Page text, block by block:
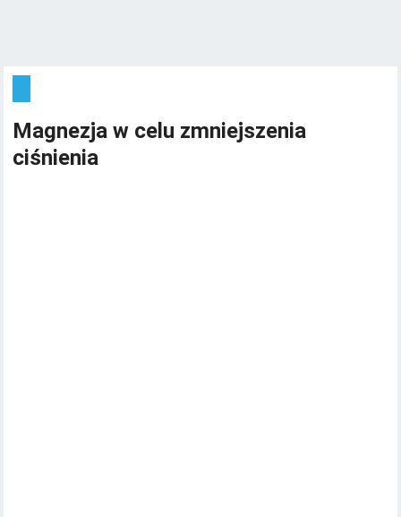
Magnezja w celu zmniejszenia
ciśnienia